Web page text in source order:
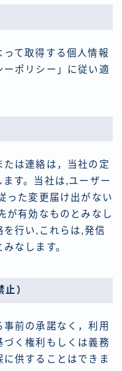
て取得する個人情報
ポリシー」に従い適
は連絡は，当社の定
す。当社は,ユーザー
った変更届け出がない
が有効なものとみなし
を行い,これらは,発信
なします。
）
前の承諾なく，利用
く権利もしくは義務
供することはできま